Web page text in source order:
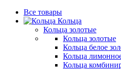
Все товары
Кольца
Кольца золотые
Кольца золотые
Кольца белое
Кольца
Кольца